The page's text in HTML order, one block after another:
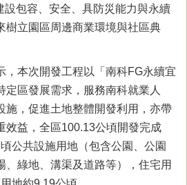
設包容、安全、具防災能力與永續
樹立園區周邊商業環境與社區典
，本次開發工程以「南科FG永續宜
定區發展需求，服務南科就業人
施，促進土地整體開發利用，亦帶
效益，全區100.13公頃開發完成
公共設施用地（包含公園、公園
、綠地、溝渠及道路等），住宅用